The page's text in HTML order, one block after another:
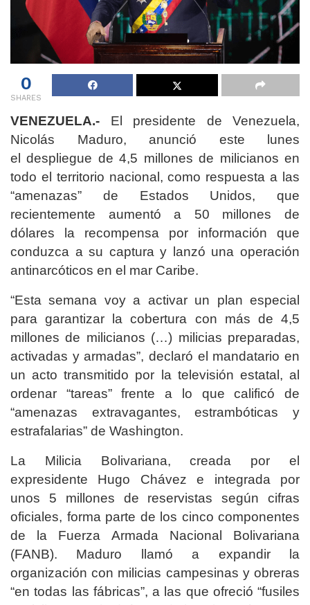
0
SHARES
VENEZUELA.- El presidente de Venezuela,
Nicolás Maduro, anunció este lunes
el despliegue de 4,5 millones de milicianos en
todo el territorio nacional, como respuesta a las
“amenazas” de Estados Unidos, que
recientemente aumentó a 50 millones de
dólares la recompensa por información que
conduzca a su captura y lanzó una operación
antinarcóticos en el mar Caribe.
“Esta semana voy a activar un plan especial
para garantizar la cobertura con más de 4,5
millones de milicianos (…) milicias preparadas,
activadas y armadas”, declaró el mandatario en
un acto transmitido por la televisión estatal, al
ordenar “tareas” frente a lo que calificó de
“amenazas extravagantes, estrambóticas y
estrafalarias” de Washington.
La Milicia Bolivariana, creada por el
expresidente Hugo Chávez e integrada por
unos 5 millones de reservistas según cifras
oficiales, forma parte de los cinco componentes
de la Fuerza Armada Nacional Bolivariana
(FANB). Maduro llamó a expandir la
organización con milicias campesinas y obreras
“en todas las fábricas”, a las que ofreció “fusiles